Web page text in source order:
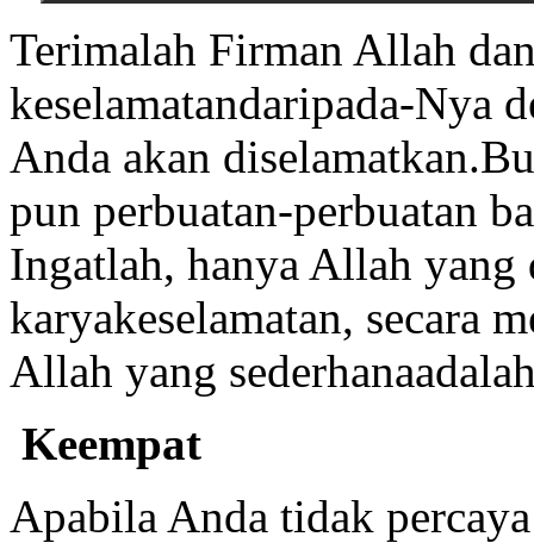
Terimalah Firman Allah
keselamatandaripada-Nya
Anda akan
pun perbuatan-perbuatan
Ingatlah, hanya Allah yang
karyakeselamatan, secara
Allah yang
Keempat
Apabila Anda tidak